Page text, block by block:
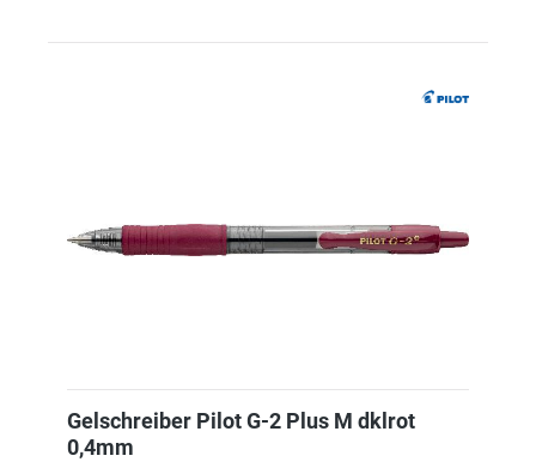
Gelschreiber Pilot G-2 Plus M dklrot
0,4mm